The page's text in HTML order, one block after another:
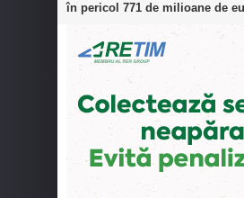
în pericol 771 de milioane de